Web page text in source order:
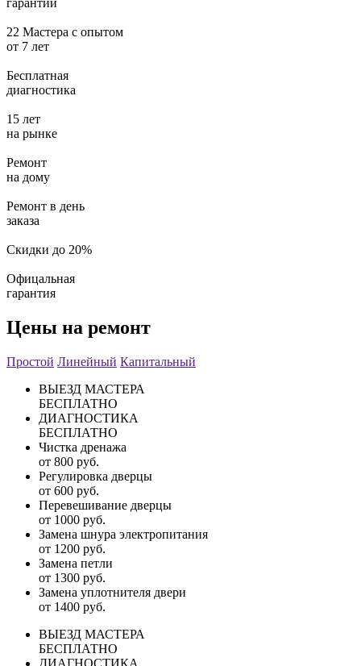
гарантии
22 Мастера с опытом
от 7 лет
Бесплатная
диагностика
15 лет
на рынке
Ремонт
на дому
Ремонт в день
заказа
Скидки до 20%
Офицальная
гарантия
Цены на ремонт
Простой Линейный Капитальный
ВЫЕЗД МАСТЕРА
БЕСПЛАТНО
ДИАГНОСТИКА
БЕСПЛАТНО
Чистка дренажа
от 800 руб.
Регулировка дверцы
от 600 руб.
Перевешивание дверцы
от 1000 руб.
Замена шнура электропитания
от 1200 руб.
Замена петли
от 1300 руб.
Замена уплотнителя двери
от 1400 руб.
ВЫЕЗД МАСТЕРА
БЕСПЛАТНО
ДИАГНОСТИКА